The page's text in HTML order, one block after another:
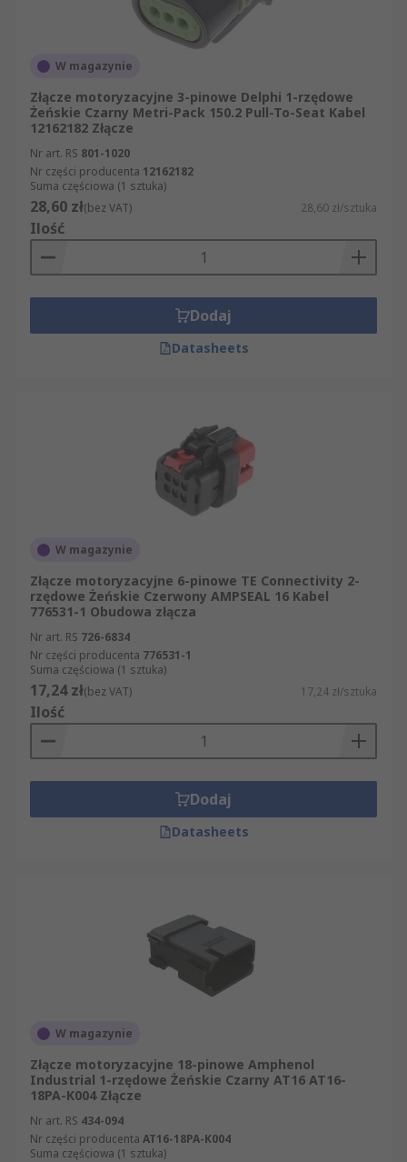
W magazynie
Złącze motoryzacyjne 3-pinowe Delphi 1-rzędowe
Żeńskie Czarny Metri-Pack 150.2 Pull-To-Seat Kabel
12162182 Złącze
Nr art. RS 801-1020
Nr części producenta 12162182
Suma częściowa (1 sztuka)
28,60 zł(bez VAT) 28,60 zł/sztuka
Ilość
Dodaj
Datasheets
W magazynie
Złącze motoryzacyjne 6-pinowe TE Connectivity 2-
rzędowe Żeńskie Czerwony AMPSEAL 16 Kabel
776531-1 Obudowa złącza
Nr art. RS 726-6834
Nr części producenta 776531-1
Suma częściowa (1 sztuka)
17,24 zł(bez VAT) 17,24 zł/sztuka
Ilość
Dodaj
Datasheets
W magazynie
Złącze motoryzacyjne 18-pinowe Amphenol
Industrial 1-rzędowe Żeńskie Czarny AT16 AT16-
18PA-K004 Złącze
Nr art. RS 434-094
Nr części producenta AT16-18PA-K004
Suma częściowa (1 sztuka)